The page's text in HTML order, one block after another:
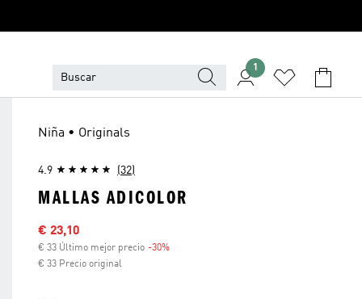
1
Niña • Originals
4.9 (32)
MALLAS ADICOLOR
Precio rebajado
€ 23,10
€ 33 Último mejor precio -30%
€ 33 Precio original